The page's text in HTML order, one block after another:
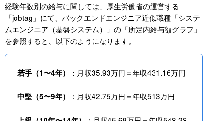
なくなるリスクはない？
バックエンドエンジニアの年収相場を理解し、次の一
手を決めたい方は株式会社ヴィジョナリーへご相談を
経験年数別の給与に関しては、厚生労働省の運営する
「jobtag」にて、バックエンドエンジニア近似職種「システ
ムエンジニア（基盤システム）」の「所定内給与額グラフ」
を参照すると、以下のようになります。
若手（1〜4年） ：月収35.93万円＝年収431.16万円
中堅（5〜9年） ：月収42.75万円＝年収513万円